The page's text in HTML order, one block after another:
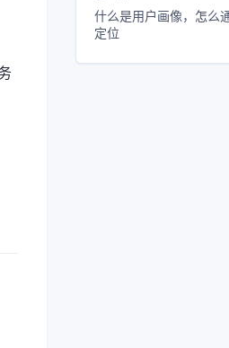
什么是用户画像，怎么
定位